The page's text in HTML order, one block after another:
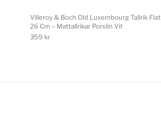
Villeroy & Boch Old Luxembourg Tallrik Flat
26 Cm – Mattallrikar Porslin Vit
359 kr